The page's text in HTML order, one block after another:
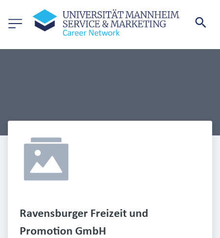
Ravensburger Freizeit und
Promotion GmbH